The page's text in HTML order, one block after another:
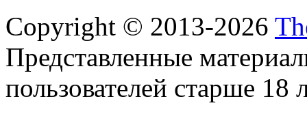
Copyright © 2013-2026
Представленные
пользователей старше 18